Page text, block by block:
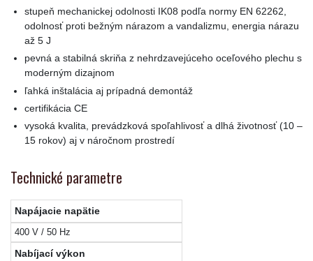
stupeň mechanickej odolnosti IK08 podľa normy EN 62262,
odolnosť proti bežným nárazom a vandalizmu, energia nárazu
až 5 J
pevná a stabilná skriňa z nehrdzavejúceho oceľového plechu s
moderným dizajnom
ľahká inštalácia aj prípadná demontáž
certifikácia CE
vysoká kvalita, prevádzková spoľahlivosť a dlhá životnosť (10 –
15 rokov) aj v náročnom prostredí
Technické parametre
Napájacie napätie
400 V / 50 Hz
Nabíjací výkon